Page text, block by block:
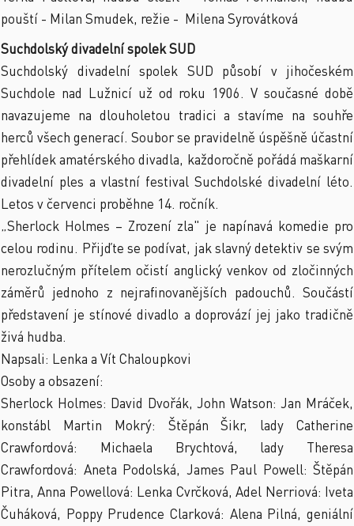
pouští - Milan Smudek, režie - Milena Syrovátková
Suchdolský divadelní spolek SUD
Suchdolský divadelní spolek SUD působí v jihočeském
Suchdole nad Lužnicí už od roku 1906. V současné době
navazujeme na dlouholetou tradici a stavíme na souhře
herců všech generací. Soubor se pravidelně úspěšně účastní
přehlídek amatérského divadla, každoročně pořádá maškarní
divadelní ples a vlastní festival Suchdolské divadelní léto.
Letos v červenci proběhne 14. ročník.
„Sherlock Holmes – Zrození zla" je napínavá komedie pro
celou rodinu. Přijďte se podívat, jak slavný detektiv se svým
nerozlučným přítelem očistí anglický venkov od zločinných
záměrů jednoho z nejrafinovanějších padouchů. Součástí
představení je stínové divadlo a doprovází jej jako tradičně
živá hudba.
Napsali: Lenka a Vít Chaloupkovi
Osoby a obsazení:
Sherlock Holmes: David Dvořák, John Watson: Jan Mráček,
konstábl Martin Mokrý: Štěpán Šikr, lady Catherine
Crawfordová: Michaela Brychtová, lady Theresa
Crawfordová: Aneta Podolská, James Paul Powell: Štěpán
Pitra, Anna Powellová: Lenka Cvrčková, Adel Nerriová: Iveta
Čuháková, Poppy Prudence Clarková: Alena Pilná, geniální